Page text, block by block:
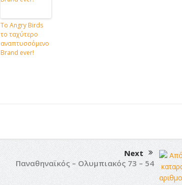
Το Angry Birds
το ταχύτερο
αναπτυσσόμενο
Brand ever!
Next
Παναθηναϊκός – Ολυμπιακός 73 – 54